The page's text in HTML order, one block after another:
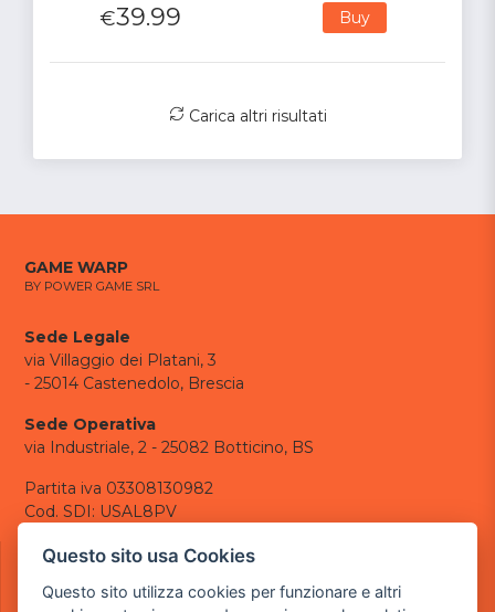
€39.99 Buy
Carica altri risultati
GAME WARP
BY POWER GAME SRL
Sede Legale
via Villaggio dei Platani, 3
- 25014 Castenedolo, Brescia
Sede Operativa
via Industriale, 2 - 25082 Botticino, BS
Partita iva 03308130982
Cod. SDI: USAL8PV
CONTATTI
tel.: +39 030 376 2377
Questo sito usa Cookies
Questo sito utilizza cookies per funzionare e altri